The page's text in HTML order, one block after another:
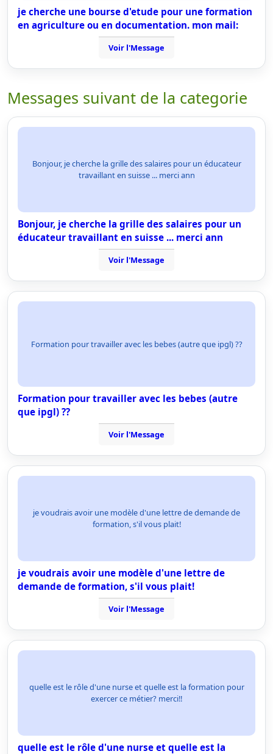
je cherche une bourse d'etude pour une formation
en agriculture ou en documentation. mon mail:
Voir l'Message
Messages suivant de la categorie
Bonjour, je cherche la grille des salaires pour un éducateur
travaillant en suisse ... merci ann
Bonjour, je cherche la grille des salaires pour un
éducateur travaillant en suisse ... merci ann
Voir l'Message
Formation pour travailler avec les bebes (autre que ipgl) ??
Formation pour travailler avec les bebes (autre
que ipgl) ??
Voir l'Message
je voudrais avoir une modèle d'une lettre de demande de
formation, s'il vous plait!
je voudrais avoir une modèle d'une lettre de
demande de formation, s'il vous plait!
Voir l'Message
quelle est le rôle d'une nurse et quelle est la formation pour
exercer ce métier? merci!!
quelle est le rôle d'une nurse et quelle est la